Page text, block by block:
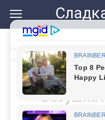
контенту
правильно сеять семена
Ем свои
Бабушка
правильно